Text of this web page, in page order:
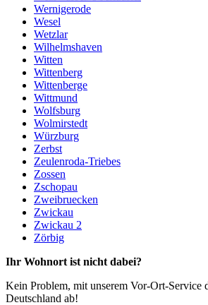
Wernigerode
Wesel
Wetzlar
Wilhelmshaven
Witten
Wittenberg
Wittenberge
Wittmund
Wolfsburg
Wolmirstedt
Würzburg
Zerbst
Zeulenroda-Triebes
Zossen
Zschopau
Zweibruecken
Zwickau
Zwickau 2
Zörbig
Ihr Wohnort ist nicht dabei?
Kein Problem, mit unserem Vor-Ort-Service
Deutschland ab!